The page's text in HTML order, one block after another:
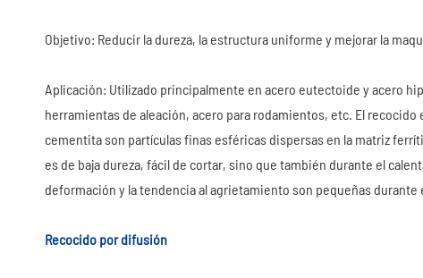
Objetivo: Reducir la dureza, la estructura uniforme y mejorar la
Aplicación: Utilizado principalmente en acero eutectoide y acero
herramientas de aleación, acero para rodamientos, etc. El
cementita son partículas finas esféricas dispersas en la matriz
es de baja dureza, fácil de cortar, sino que también durante el
deformación y la tendencia al agrietamiento son pequeñas
Recocido por difusión